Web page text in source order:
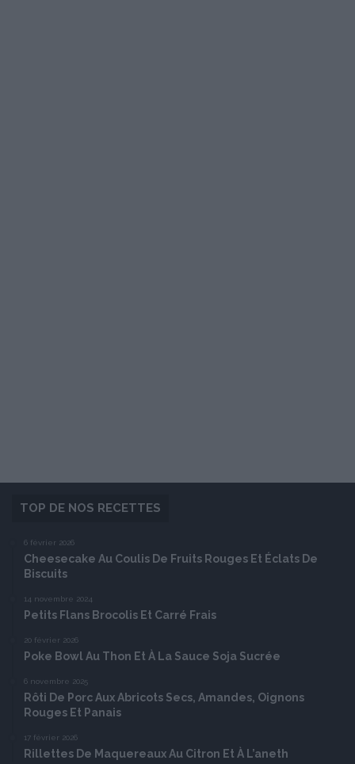
TOP DE NOS RECETTES
6 février 2026
Cheesecake Au Coulis De Fruits Rouges Et Éclats De
Biscuits
14 novembre 2024
Petits Flans Brocolis Et Carré Frais
20 février 2026
Poke Bowl Au Thon Et À La Sauce Soja Sucrée
6 novembre 2025
Rôti De Porc Aux Abricots Secs, Amandes, Oignons
Rouges Et Panais
17 février 2026
Rillettes De Maquereaux Au Citron Et À L’aneth